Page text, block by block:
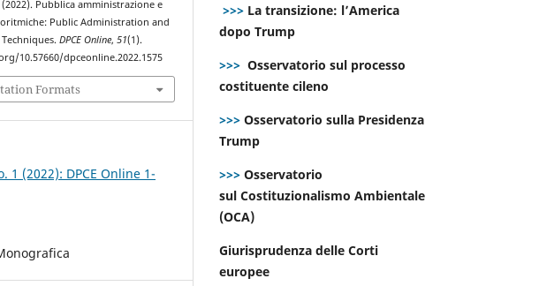
(2022). Pubblica amministrazione e
Public Administration and
DPCE Online,51(1).
10.57660/dpceonline.2022.1575
Formats
1 (2022): DPCE Online 1-
>>> La transizione: l’America
dopo Trump
>>> Osservatorio sul processo
costituente cileno
>>> Osservatorio sulla Presidenza
Trump
>>> Osservatorio
sul Costituzionalismo Ambientale
(OCA)
Giurisprudenza delle Corti
europee